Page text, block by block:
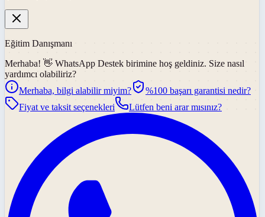
Eğitim Danışmanı
Merhaba! 👋 WhatsApp Destek birimine hoş geldiniz. Size nasıl
yardımcı olabiliriz?
Merhaba, bilgi alabilir miyim?
%100 başarı garantisi nedir?
Fiyat ve taksit seçenekleri
Lütfen beni arar mısınız?